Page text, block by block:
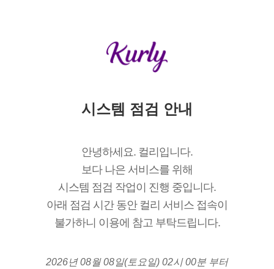
시스템 점검 안내
안녕하세요. 컬리입니다.
보다 나은 서비스를 위해
시스템 점검 작업이 진행 중입니다.
아래 점검 시간 동안 컬리 서비스 접속이
불가하니 이용에 참고 부탁드립니다.
2026년 08월 08일(토요일) 02시 00분 부터